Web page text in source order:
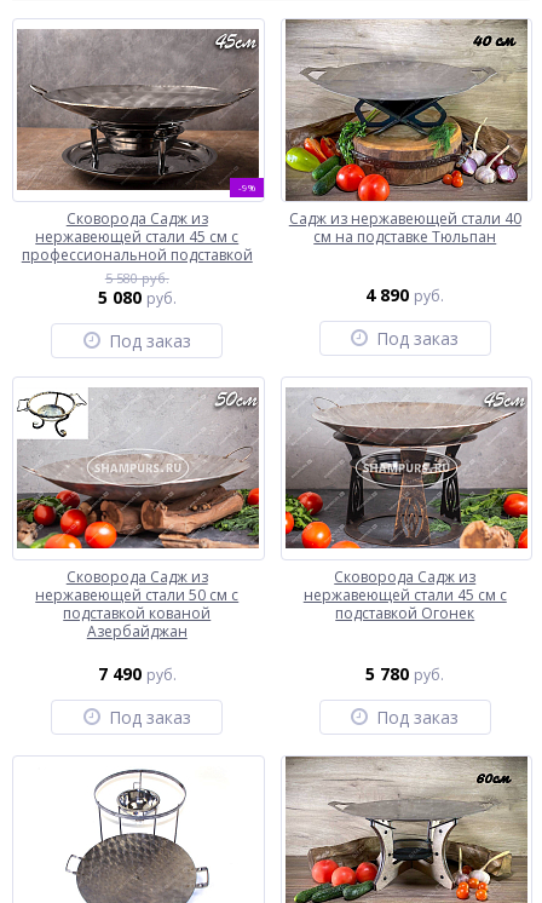
-9%
Сковорода Садж из
нержавеющей стали 45 см с
профессиональной подставкой
5 580 руб.
5 080 руб.
Под заказ
Садж из нержавеющей стали 40
см на подставке Тюльпан
4 890 руб.
Под заказ
Сковорода Садж из
нержавеющей стали 50 см с
подставкой кованой
Азербайджан
7 490 руб.
Под заказ
Сковорода Садж из
нержавеющей стали 45 см с
подставкой Огонек
5 780 руб.
Под заказ